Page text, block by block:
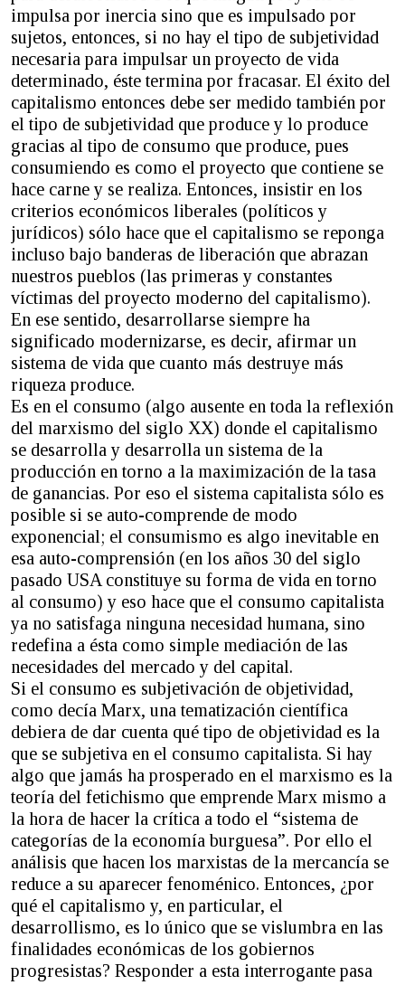
impulsa por inercia sino que es impulsado por
sujetos, entonces, si no hay el tipo de subjetividad
necesaria para impulsar un proyecto de vida
determinado, éste termina por fracasar. El éxito del
capitalismo entonces debe ser medido también por
el tipo de subjetividad que produce y lo produce
gracias al tipo de consumo que produce, pues
consumiendo es como el proyecto que contiene se
hace carne y se realiza. Entonces, insistir en los
criterios económicos liberales (políticos y
jurídicos) sólo hace que el capitalismo se reponga
incluso bajo banderas de liberación que abrazan
nuestros pueblos (las primeras y constantes
víctimas del proyecto moderno del capitalismo).
En ese sentido, desarrollarse siempre ha
significado modernizarse, es decir, afirmar un
sistema de vida que cuanto más destruye más
riqueza produce.
Es en el consumo (algo ausente en toda la reflexión
del marxismo del siglo XX) donde el capitalismo
se desarrolla y desarrolla un sistema de la
producción en torno a la maximización de la tasa
de ganancias. Por eso el sistema capitalista sólo es
posible si se auto-comprende de modo
exponencial; el consumismo es algo inevitable en
esa auto-comprensión (en los años 30 del siglo
pasado USA constituye su forma de vida en torno
al consumo) y eso hace que el consumo capitalista
ya no satisfaga ninguna necesidad humana, sino
redefina a ésta como simple mediación de las
necesidades del mercado y del capital.
Si el consumo es subjetivación de objetividad,
como decía Marx, una tematización científica
debiera de dar cuenta qué tipo de objetividad es la
que se subjetiva en el consumo capitalista. Si hay
algo que jamás ha prosperado en el marxismo es la
teoría del fetichismo que emprende Marx mismo a
la hora de hacer la crítica a todo el “sistema de
categorías de la economía burguesa”. Por ello el
análisis que hacen los marxistas de la mercancía se
reduce a su aparecer fenoménico. Entonces, ¿por
qué el capitalismo y, en particular, el
desarrollismo, es lo único que se vislumbra en las
finalidades económicas de los gobiernos
progresistas? Responder a esta interrogante pasa